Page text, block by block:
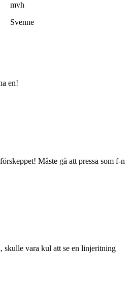
mvh
Svenne
en!
Måste gå att pressa som f-n
skulle vara kul att se en linjeritning